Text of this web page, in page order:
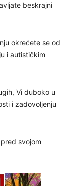
beskrajni
okrećete se od
i autističkim
Vi duboko u
i zadovoljenju
svojom